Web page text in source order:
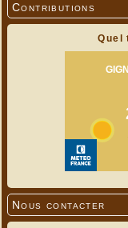
Contributions
Nous contacter